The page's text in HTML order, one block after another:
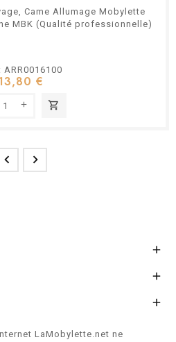
Came Allumage Mobylette
MBK (Qualité professionnelle)
ARR0016100
€
shopping_cart
 



LaMobylette.net ne